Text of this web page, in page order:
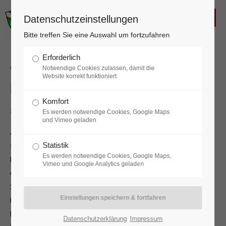
Login
Benutzername
Passwort
Anmelden
Verleihung
Katastropheneinsatzmedaille
30.09.2025 17:12
Am 30. September 2025 wurden im Rahmen einer
feierlichen Dienstbesprechung jene Mitglieder der
Freiwilligen Feuerwehr Kaltenleutgeben
ausgezeichnet, die bei der Hochwasserkatastrophe
2024 unermüdlich im Einsatz standen. Für ihre
Leistungen erhielten sie die
Katastropheneinsatzmedaille des NÖ
Datenschutzeinstellungen
Bitte treffen Sie eine Auswahl um fortzufahren
Erforderlich
Notwendige Cookies zulassen, damit die
Website korrekt funktioniert
Komfort
Es werden notwendige Cookies, Google Maps
und Vimeo geladen
Statistik
Es werden notwendige Cookies, Google Maps,
Vimeo und Google Analytics geladen
Datenschutzerklärung Impressum
FREIWILLIGE FEUERWEHR
KALTENLEUTGEBEN